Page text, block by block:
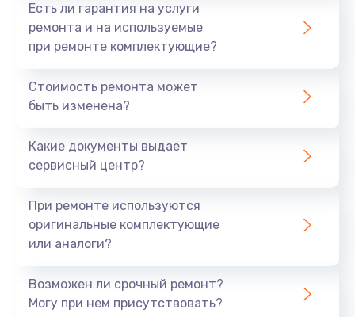
Есть ли гарантия на услуги
ремонта и на используемые
при ремонте комплектующие?
Стоимость ремонта может
быть изменена?
Какие документы выдает
сервисный центр?
При ремонте используются
оригинальные комплектующие
или аналоги?
Возможен ли срочный ремонт?
Могу при нем присутствовать?